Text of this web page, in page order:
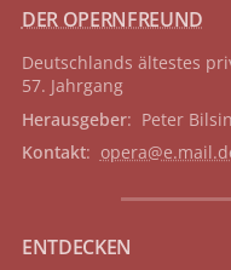
DER OPERNFREUND
Deutschlands ältestes
57. Jahrgang
Herausgeber: Peter
Kontakt:
ENTDECKEN